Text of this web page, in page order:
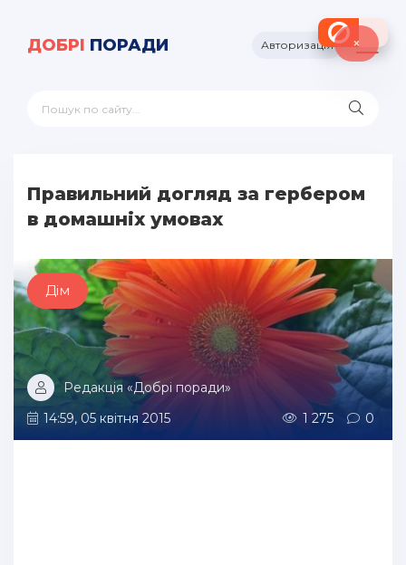
ДОБРІ ПОРАДИ Авторизація
Правильний догляд за гербером
в домашніх умовах
Дім
Редакція «Добрі поради»
14:59, 05 квітня 2015
1 275 0
×